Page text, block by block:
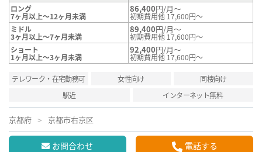
ロング
7ヶ月以上～12ヶ月未満
86,400円/月～
初期費用他 17,600円～
ミドル
3ヶ月以上～7ヶ月未満
89,400円/月～
初期費用他 17,600円～
ショート
1ヶ月以上～3ヶ月未満
92,400円/月～
初期費用他 17,600円～
テレワーク・在宅勤務可 女性向け
同棲向け
駅近
インターネット無料
京都府 京都市右京区
お問合わせ 電話する